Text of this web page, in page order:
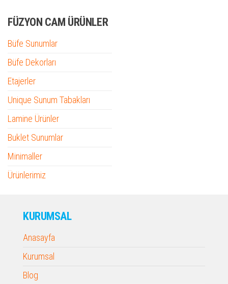
FÜZYON CAM ÜRÜNLER
Büfe Sunumlar
Büfe Dekorları
Etajerler
Unique Sunum Tabakları
Lamine Ürünler
Buklet Sunumlar
Minimaller
Ürünlerimiz
KURUMSAL
Anasayfa
Kurumsal
Blog